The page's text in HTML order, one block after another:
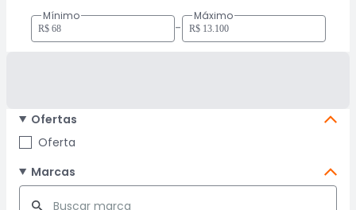
Mínimo
-
Máximo
Ofertas
Oferta
Marcas